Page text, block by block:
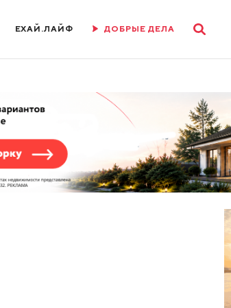
ЕХАЙ.ЛАЙФ ДОБРЫЕ ДЕЛА